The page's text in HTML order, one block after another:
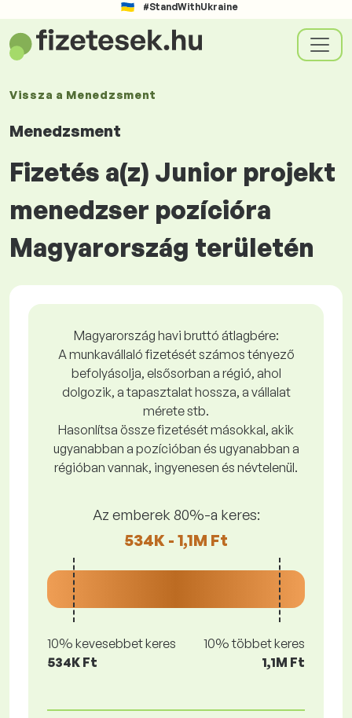
#StandWithUkraine
Vissza a Menedzsment
Menedzsment
Fizetés a(z) Junior projekt
menedzser pozícióra
Magyarország területén
Magyarország havi bruttó átlagbére:
A munkavállaló fizetését számos tényező
befolyásolja, elsősorban a régió, ahol
dolgozik, a tapasztalat hossza, a vállalat
mérete stb.
Hasonlítsa össze fizetését másokkal, akik
ugyanabban a pozícióban és ugyanabban a
régióban vannak, ingyenesen és névtelenül.
Az emberek 80%-a keres:
534K - 1,1M Ft
10% kevesebbet keres
534K Ft
10% többet keres
1,1M Ft